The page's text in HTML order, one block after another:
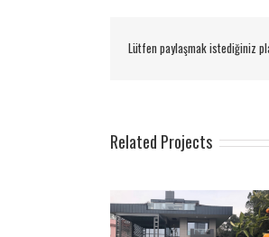
Lütfen paylaşmak istediğiniz
Related Projects